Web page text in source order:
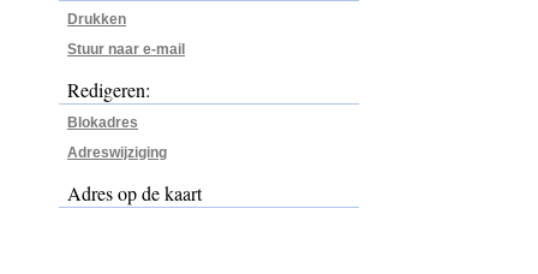
Drukken
Stuur naar e-mail
Redigeren:
Blokadres
Adreswijziging
Adres op de kaart